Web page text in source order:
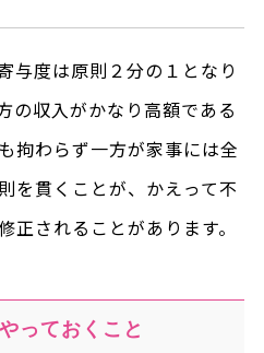
与度は原則２分の１となり
の収入がかなり高額である
拘わらず一方が家事には全
を貫くことが、かえって不
正されることがあります。
っておくこと